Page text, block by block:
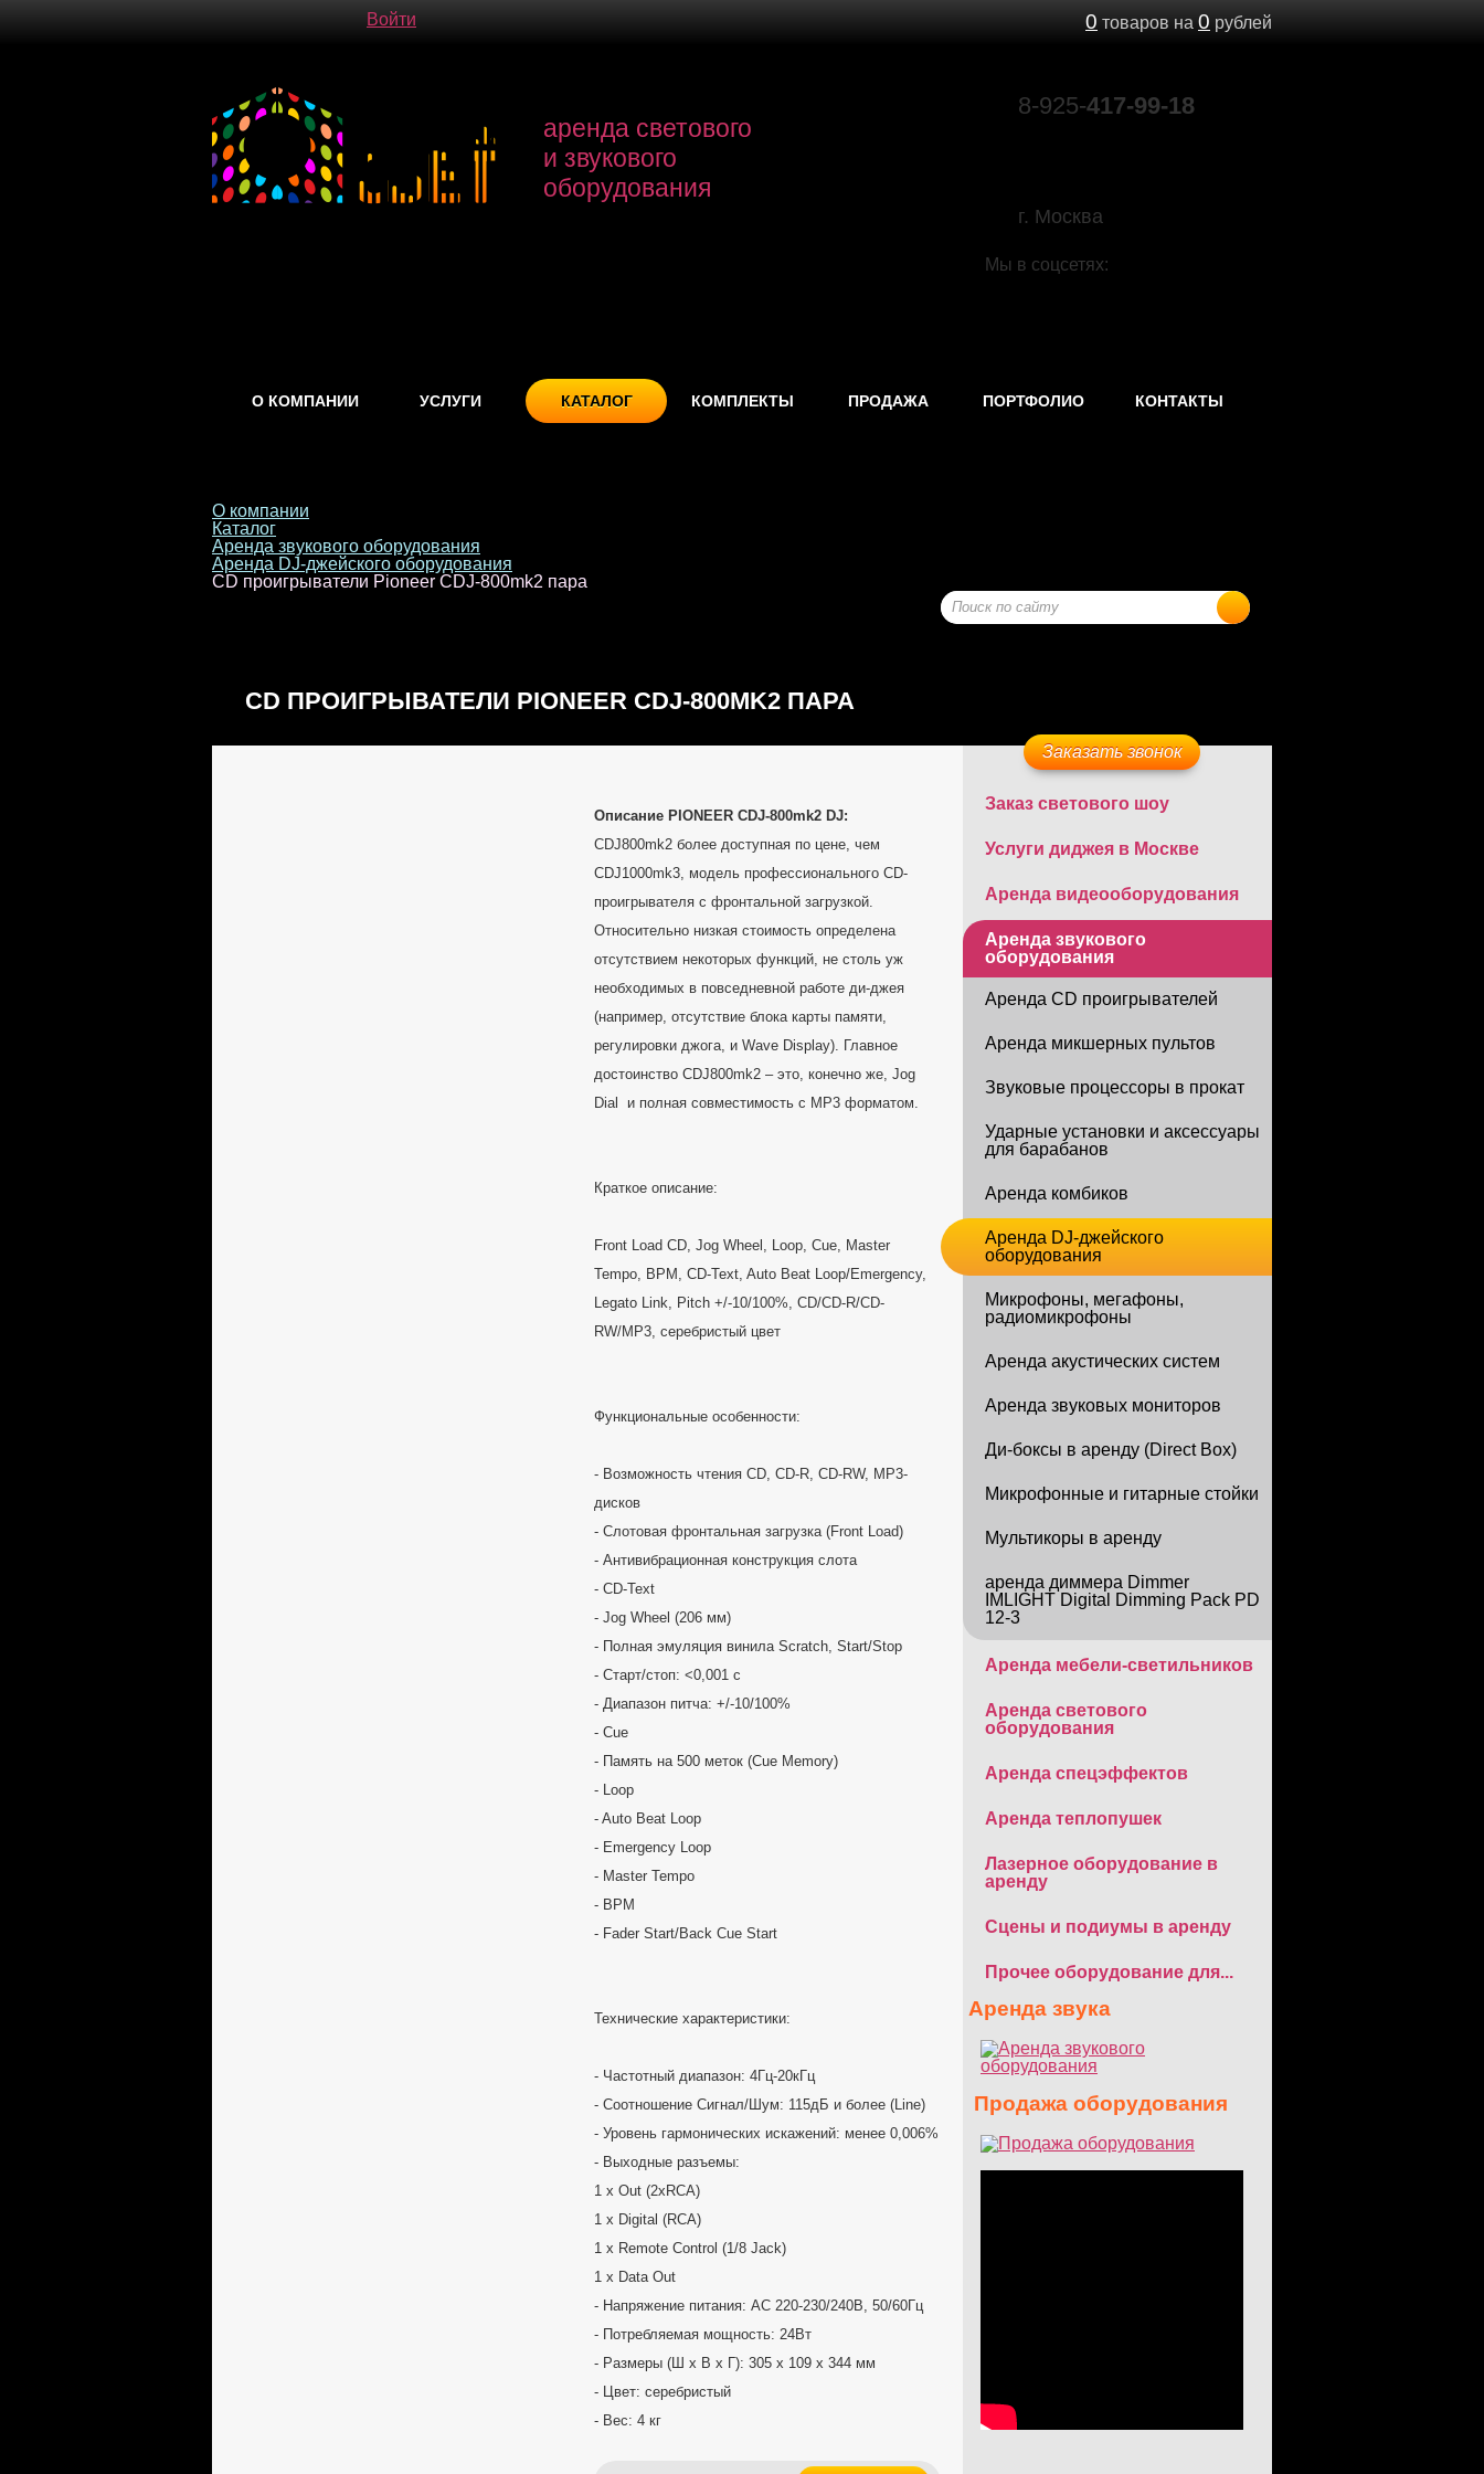
Войти 0 товаров на 0 рублей
аренда светового
и звукового
оборудования
8-925-417-99-18
г. Москва
Мы в соцсетях:
О КОМПАНИИ УСЛУГИ КАТАЛОГ КОМПЛЕКТЫ ПРОДАЖА ПОРТФОЛИО КОНТАКТЫ
О компании
Каталог
Аренда звукового оборудования
Аренда DJ-джейского оборудования
CD проигрыватели Pioneer CDJ-800mk2 пара
CD ПРОИГРЫВАТЕЛИ PIONEER CDJ-800MK2 ПАРА
Заказать звонок
Описание PIONEER CDJ-800mk2 DJ:
CDJ800mk2 более доступная по цене, чем
CDJ1000mk3, модель профессионального CD-
проигрывателя с фронтальной загрузкой.
Относительно низкая стоимость определена
отсутствием некоторых функций, не столь уж
необходимых в повседневной работе ди-джея
(например, отсутствие блока карты памяти,
регулировки джога, и Wave Display). Главное
достоинство CDJ800mk2 – это, конечно же, Jog
Dial и полная совместимость с MP3 форматом.
Краткое описание:
Front Load CD, Jog Wheel, Loop, Cue, Master
Tempo, BPM, CD-Text, Auto Beat Loop/Emergency,
Legato Link, Pitch +/-10/100%, CD/CD-R/CD-
RW/MP3, серебристый цвет
Функциональные особенности:
- Возможность чтения CD, CD-R, CD-RW, MP3-
дисков
- Слотовая фронтальная загрузка (Front Load)
- Антивибрационная конструкция слота
- CD-Text
- Jog Wheel (206 мм)
- Полная эмуляция винила Scratch, Start/Stop
- Старт/стоп: <0,001 c
- Диапазон питча: +/-10/100%
- Cue
- Память на 500 меток (Cue Memory)
- Loop
- Auto Beat Loop
- Emergency Loop
- Master Tempo
- BPM
- Fader Start/Back Cue Start
Технические характеристики:
- Частотный диапазон: 4Гц-20кГц
- Соотношение Сигнал/Шум: 115дБ и более (Line)
- Уровень гармонических искажений: менее 0,006%
- Выходные разъемы:
1 x Out (2хRCA)
1 x Digital (RCA)
1 x Remote Control (1/8 Jack)
1 х Data Out
- Напряжение питания: AC 220-230/240В, 50/60Гц
- Потребляемая мощность: 24Вт
- Размеры (Ш x В x Г): 305 х 109 х 344 мм
- Цвет: серебристый
- Вес: 4 кг
Заказ светового шоу
Услуги диджея в Москве
Аренда видеооборудования
Аренда звукового
оборудования
Аренда CD проигрывателей
Аренда микшерных пультов
Звуковые процессоры в прокат
Ударные установки и аксессуары
для барабанов
Аренда комбиков
Аренда DJ-джейского
оборудования
Микрофоны, мегафоны,
радиомикрофоны
Аренда акустических систем
Аренда звуковых мониторов
Ди-боксы в аренду (Direct Box)
Микрофонные и гитарные стойки
Мультикоры в аренду
аренда диммера Dimmer
IMLIGHT Digital Dimming Pack PD
12-3
Аренда мебели-светильников
Аренда светового
оборудования
Аренда спецэффектов
Аренда теплопушек
Лазерное оборудование в
аренду
Сцены и подиумы в аренду
Прочее оборудование для...
Аренда звука
Продажа оборудования